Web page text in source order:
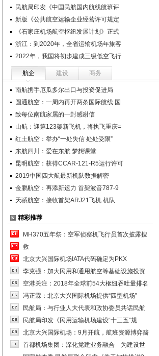
民航局印发《中国民航国内航线航班评
新版《公共航空运输企业经营许可规定
《石家庄机场航空枢纽发展计划》正式
浙江：到2020年，全省运输机场年旅客
2022年，我国将初步建成三级低空飞行
航企 建设 商务
南航携手厄瓜多尔出口与投资促进局
圆通航空：一周内再开两条国际航线 国
致每位南航家属的一封感谢信
山航：迎第123架新飞机，将执飞重庆=
红土航空：举办“一处失信 处处受限”
东航四川：爱在东航 梦想课堂
昆明航空：获得CCAR-121-R5运行许可
2019中国四大航最新机队数据解密
金鹏航空：再添新运力 首架波音787-9
天骄航空：接收首架ARJ21飞机 机队
精彩推荐
MH370五年祭：空军侦察机飞行员首次披露搜
救
北京大兴国际机场IATA代码确定为PKX
李克强：加大民用和通用航空等基础设施投资
空港关注：2018年全球前54大枢纽吞吐量排名
冯正霖：北京大兴国际机场提供“四型机场”
民航局：与行业人大代表和政协委员共话民航
民航局印发《民用运输机场建设“十三五”规
北京大兴国际机场：9月开航，航班资源博弈箭
首都机场集团：深化党建业务融合 为建设世